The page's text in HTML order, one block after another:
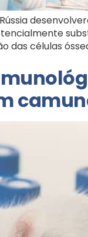
células